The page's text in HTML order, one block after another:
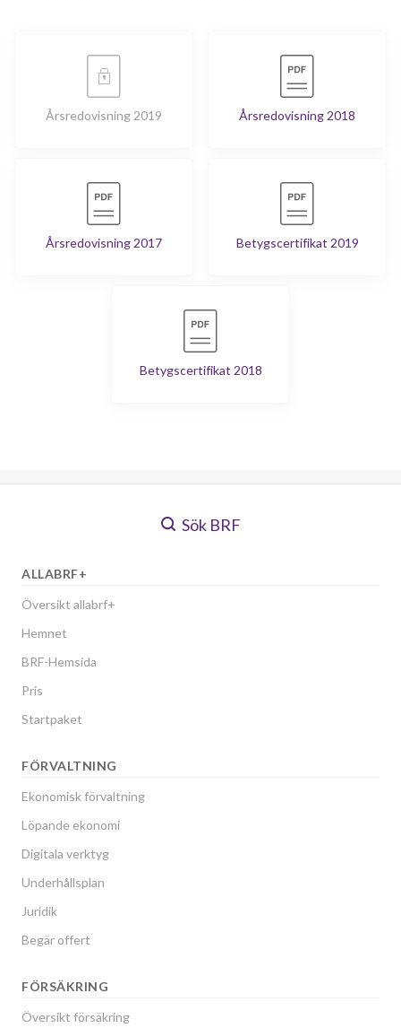
Årsredovisning 2019 Årsredovisning 2018
Årsredovisning 2017 Betygscertifikat 2019
Betygscertifikat 2018
Sök BRF
ALLABRF+
Översikt allabrf+
Hemnet
BRF-Hemsida
Pris
Startpaket
FÖRVALTNING
Ekonomisk förvaltning
Löpande ekonomi
Digitala verktyg
Underhållsplan
Juridik
Begär offert
FÖRSÄKRING
Översikt försäkring